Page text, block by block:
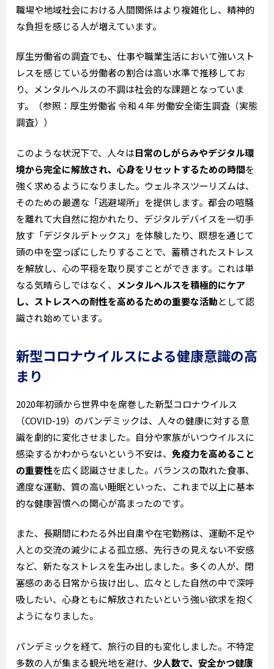
職場や地域社会における人間関係はより複雑化し、精神的
な負担を感じる人が増えています。
厚生労働省の調査でも、仕事や職業生活において強いスト
レスを感じている労働者の割合は高い水準で推移してお
り、メンタルヘルスの不調は社会的な課題となっていま
す。（参照：厚生労働省 令和４年 労働安全衛生調査（実態
調査））
このような状況下で、人々は日常のしがらみやデジタル環
境から完全に解放され、心身をリセットするための時間を
強く求めるようになりました。ウェルネスツーリズムは、
そのための最適な「逃避場所」を提供します。都会の喧騒
を離れて大自然に抱かれたり、デジタルデバイスを一切手
放す「デジタルデトックス」を体験したり、瞑想を通じて
頭の中を空っぽにしたりすることで、蓄積されたストレス
を解放し、心の平穏を取り戻すことができます。これは単
なる気晴らしではなく、 メンタルヘルスを積極的にケア
し、ストレスへの耐性を高めるための重要な活動として認
識され始めています。
新型コロナウイルスによる健康意識の高
まり
2020年初頭から世界中を席巻した新型コロナウイルス
（COVID-19）のパンデミックは、人々の健康に対する意
識を劇的に変化させました。自分や家族がいつウイルスに
感染するかわからないという不安は、 免疫力を高めること
の重要性を広く認識させました。バランスの取れた食事、
適度な運動、質の高い睡眠といった、これまで以上に基本
的な健康習慣への関心が高まったのです。
また、長期間にわたる外出自粛や在宅勤務は、運動不足や
人との交流の減少による孤立感、先行きの見えない不安感
など、新たなストレスを生み出しました。多くの人が、閉
塞感のある日常から抜け出し、広々とした自然の中で深呼
吸したい、心身ともに解放されたいという強い欲求を抱く
ようになりました。
パンデミックを経て、旅行の目的も変化しました。不特定
多数の人が集まる観光地を避け、 少人数で、安全かつ健康